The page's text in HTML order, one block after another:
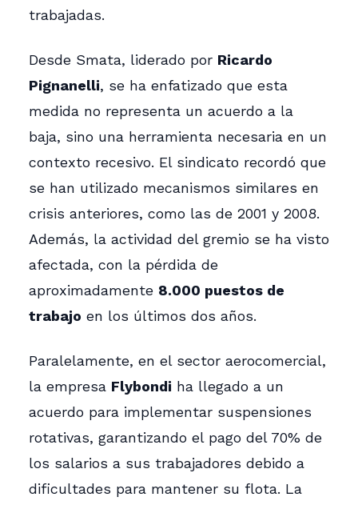
trabajadas.
Desde Smata, liderado por Ricardo
Pignanelli, se ha enfatizado que esta
medida no representa un acuerdo a la
baja, sino una herramienta necesaria en un
contexto recesivo. El sindicato recordó que
se han utilizado mecanismos similares en
crisis anteriores, como las de 2001 y 2008.
Además, la actividad del gremio se ha visto
afectada, con la pérdida de
aproximadamente 8.000 puestos de
trabajo en los últimos dos años.
Paralelamente, en el sector aerocomercial,
la empresa Flybondi ha llegado a un
acuerdo para implementar suspensiones
rotativas, garantizando el pago del 70% de
los salarios a sus trabajadores debido a
dificultades para mantener su flota. La